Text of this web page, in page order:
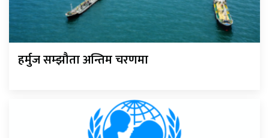
हर्मुज सम्झौता अन्तिम चरणमा